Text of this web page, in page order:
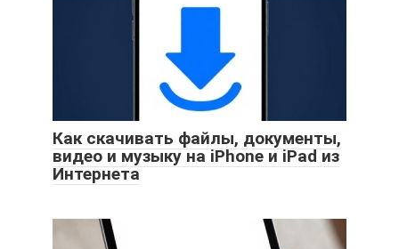
Как скачивать файлы, документы,
видео и музыку на iPhone и iPad из
Интернета